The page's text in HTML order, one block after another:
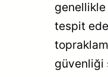
genellikle
tespit
güvenliği